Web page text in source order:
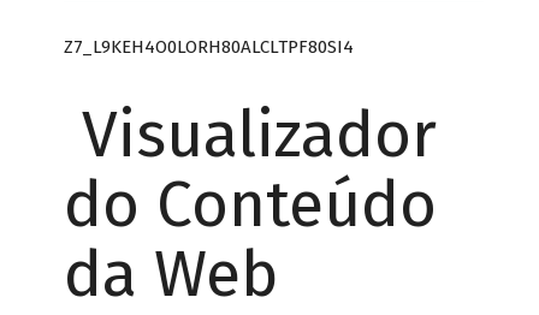
Z7_L9KEH4O0LORH80ALCLTPF80SI4
Visualizador
do Conteúdo
da Web